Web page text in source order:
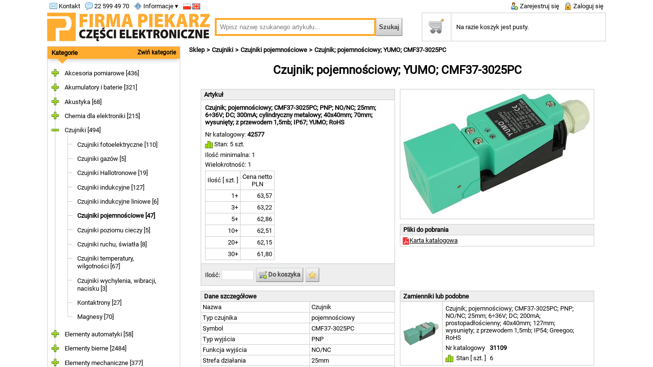
Kontakt 22 599 49 70 Informacje ▾ Zarejestruj się Zaloguj się
Na razie koszyk jest pusty.
Kategorie Zwiń kategorie
Akcesoria pomiarowe [436]
Akumulatory i baterie [321]
Akustyka [68]
Chemia dla elektroniki [215]
Czujniki [494]
Czujniki fotoelektryczne [110]
Czujniki gazów [5]
Czujniki Hallotronowe [19]
Czujniki indukcyjne [127]
Czujniki indukcyjne liniowe [6]
Czujniki pojemnościowe [47]
Czujniki poziomu cieczy [5]
Czujniki ruchu, światła [8]
Czujniki temperatury,
wilgotności [67]
Czujniki wychylenia, wibracji,
nacisku [3]
Kontaktrony [27]
Magnesy [70]
Elementy automatyki [58]
Elementy bierne [2484]
Elementy mechaniczne [377]
Sklep Czujniki Czujniki pojemnościowe Czujnik; pojemnościowy; YUMO; CMF37-3025PC
Czujnik; pojemnościowy; YUMO; CMF37-3025PC
Pliki do pobrania
Karta katalogowa
Artykuł
Czujnik; pojemnościowy; CMF37-3025PC; PNP; NO/NC; 25mm;
6÷36V; DC; 300mA; cylindryczny metalowy; 40x40mm; 70mm;
wysunięty; z przewodem 1,5mb; IP67; YUMO; RoHS
Nr katalogowy: 42577
Stan: 5 szt.
Ilość minimalna: 1
Wielokrotność: 1
Ilość [ szt. ]
Cena netto
PLN
1+
63,57
3+
63,22
5+
62,86
10+
62,51
20+
62,15
30+
61,80
Ilość: Do koszyka
Dane szczegółowe
Nazwa
Czujnik
Typ czujnika
pojemnościowy
Symbol
CMF37-3025PC
Typ wyjścia
PNP
Funkcja wyjścia
NO/NC
Strefa działania
25mm
Zamienniki lub podobne
Czujnik; pojemnościowy; CMF37-3025PC; PNP;
NO/NC; 25mm; 6÷36V; DC; 200mA;
prostopadłościenny; 40x40mm; 127mm;
wysunięty; z przewodem 1,5mb; IP54; Greegoo;
RoHS
Nr katalogowy
31109
Stan [ szt. ]
6